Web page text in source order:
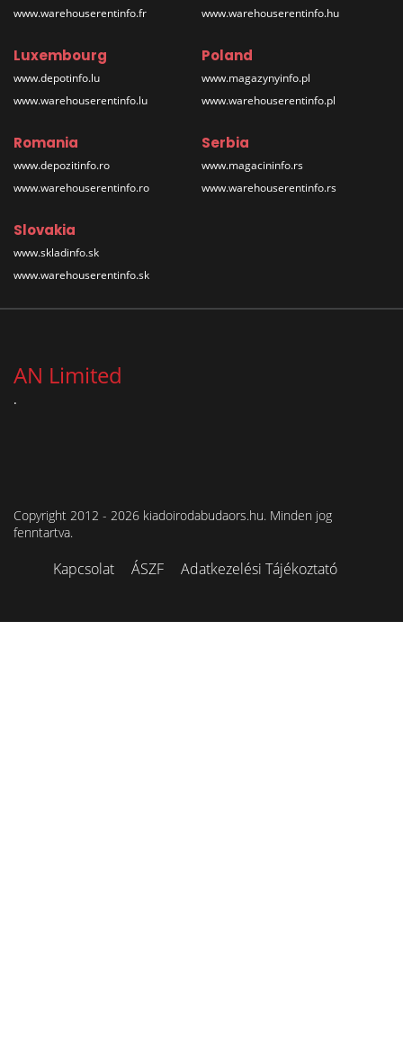
www.warehouserentinfo.fr
www.warehouserentinfo.hu
Luxembourg
www.depotinfo.lu
www.warehouserentinfo.lu
Poland
www.magazynyinfo.pl
www.warehouserentinfo.pl
Romania
www.depozitinfo.ro
www.warehouserentinfo.ro
Serbia
www.magacininfo.rs
www.warehouserentinfo.rs
Slovakia
www.skladinfo.sk
www.warehouserentinfo.sk
AN Limited
.
Copyright 2012 - 2026 kiadoirodabudaors.hu. Minden jog
fenntartva.
Kapcsolat ÁSZF Adatkezelési Tájékoztató